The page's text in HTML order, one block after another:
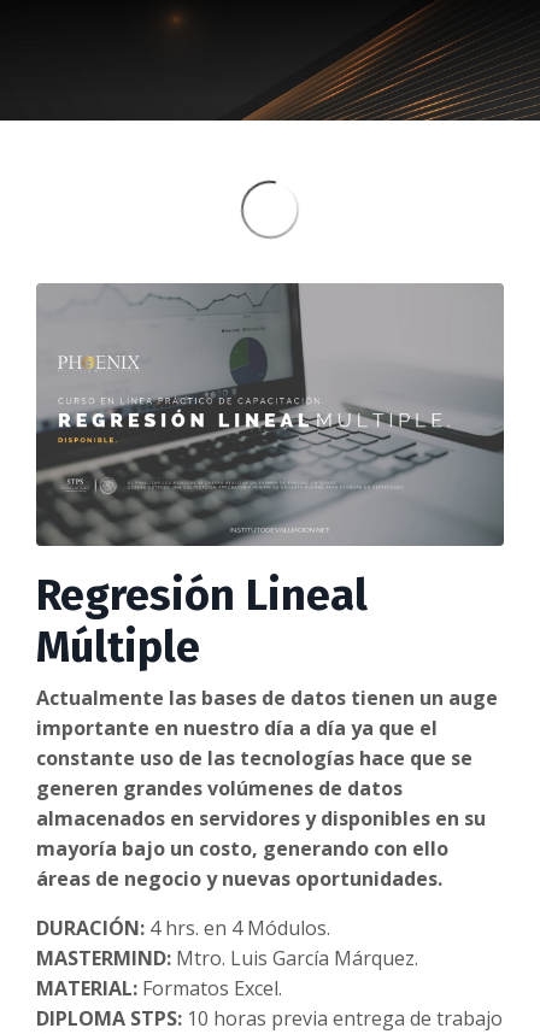
Regresión Lineal
Múltiple
Actualmente las bases de datos tienen un auge
importante en nuestro día a día ya que el
constante uso de las tecnologías hace que se
generen grandes volúmenes de datos
almacenados en servidores y disponibles en su
mayoría bajo un costo, generando con ello
áreas de negocio y nuevas oportunidades.
DURACIÓN: 4 hrs. en 4 Módulos.
MASTERMIND: Mtro. Luis García Márquez.
MATERIAL: Formatos Excel.
DIPLOMA STPS: 10 horas previa entrega de trabajo